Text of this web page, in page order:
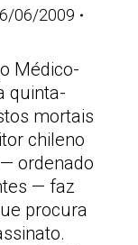
06/2009
Médico-
quinta-
mortais
chileno
ordenado
— faz
procura